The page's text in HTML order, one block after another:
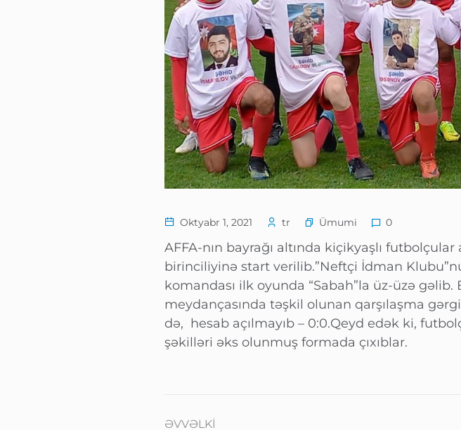
Oktyabr 1, 2021 tr Ümumi 0
AFFA-nın bayrağı altında kiçikyaşlı
birinciliyinə start verilib.”Neftçi İdman
komandası ilk oyunda “Sabah”la üz-üzə
meydançasında təşkil olunan qarşılaşma
də, hesab açılmayıb – 0:0.Qeyd edək ki,
şəkilləri əks olunmuş formada çıxıblar.
ƏVVƏLKI